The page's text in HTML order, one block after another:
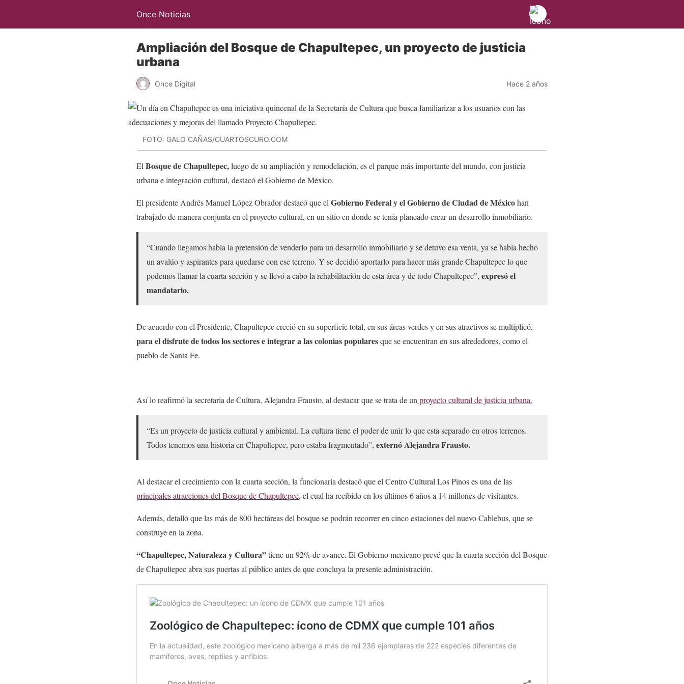
Once Noticias
Ampliación del Bosque de Chapultepec, un proyecto de justicia
urbana
Once Digital Hace 2 años
FOTO: GALO CAÑAS/CUARTOSCURO.COM
El Bosque de Chapultepec,luego de su ampliación y remodelación, es el parque más importante del mundo, con justicia
urbana e integración cultural, destacó el Gobierno de México.
El presidente Andrés Manuel López Obrador destacó que el Gobierno Federal y el Gobierno de Ciudad de Méxicohan
trabajado de manera conjunta en el proyecto cultural, en un sitio en donde se tenía planeado crear un desarrollo inmobiliario.
“Cuando llegamos había la pretensión de venderlo para un desarrollo inmobiliario y se detuvo esa venta, ya se había hecho
un avalúo y aspirantes para quedarse con ese terreno. Y se decidió aportarlo para hacer más grande Chapultepec lo que
podemos llamar la cuarta sección y se llevó a cabo la rehabilitación de esta área y de todo Chapultepec”, expresó el
mandatario.
De acuerdo con el Presidente, Chapultepec creció en su superficie total, en sus áreas verdes y en sus atractivos se multiplicó,
para el disfrute de todos los sectores e integrar a las colonias popularesque se encuentran en sus alrededores, como el
pueblo de Santa Fe.
Así lo reafirmó la secretaria de Cultura, Alejandra Frausto, al destacar que se trata de un proyecto cultural de justicia urbana.
“Es un proyecto de justicia cultural y ambiental. La cultura tiene el poder de unir lo que esta separado en otros terrenos.
Todos tenemos una historia en Chapultepec, pero estaba fragmentado”, externó Alejandra Frausto.
Al destacar el crecimiento con la cuarta sección, la funcionaria destacó que el Centro Cultural Los Pinos es una de las
principales atracciones del Bosque de Chapultepec, el cual ha recibido en los últimos 6 años a 14 millones de visitantes.
Además, detalló que las más de 800 hectáreas del bosque se podrán recorrer en cinco estaciones del nuevo Cablebus, que se
construye en la zona.
“Chapultepec, Naturaleza y Cultura”tiene un 92% de avance. El Gobierno mexicano prevé que la cuarta sección del Bosque
de Chapultepec abra sus puertas al público antes de que concluya la presente administración.